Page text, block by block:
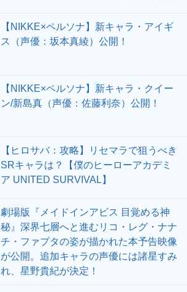
【NIKKE×ペルソナ】新キャラ・アイギ
ス（声優：坂本真綾）公開！
【NIKKE×ペルソナ】新キャラ・クイー
ン/新島真（声優：佐藤利奈）公開！
【ヒロサバ：攻略】リセマラで狙うべき
SRキャラは？【僕のヒーローアカデミ
ア UNITED SURVIVAL】
劇場版『メイドインアビス 目覚める神
秘』深界七層へと進むリコ・レグ・ナナ
チ・ファプタの姿が描かれた本予告映像
が公開。追加キャラの声優には諸星すみ
れ、星野貴紀が決定！